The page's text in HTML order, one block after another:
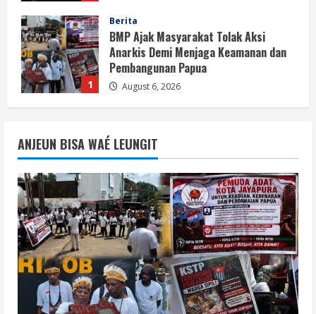
1
Berita
BMP Ajak Masyarakat Tolak Aksi
Anarkis Demi Menjaga Keamanan dan
Pembangunan Papua
August 6, 2026
2
BMP Kecam Aksi KNPB, Serukan
Persatuan Demi Papua yang Kondusif
3
Berita
Perang Algoritma AI Makin Kompleks,
Publik Diminta Verifikasi Informasi
Digital
August 6, 2026
Berita
ANJEUN BISA WAÉ LEUNGIT